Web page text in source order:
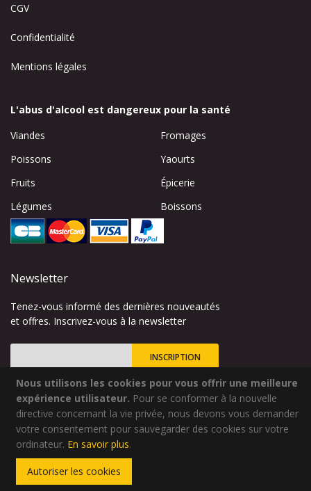
Nous utilisons les cookies pour vous offrir une meilleure
expérience utilisateur. Pour se conformer à la nouvelle
directive concernant la vie privée, nous devons vous demander
votre consentement pour sauvegarder des cookies sur votre
ordinateur. En savoir plus.
Autoriser les cookies
CGV
Confidentialité
Mentions légales
L'abus d'alcool est dangereux pour la santé
Viandes
Poissons
Fruits
Légumes
Fromages
Yaourts
Épicerie
Boissons
Newsletter
Tenez-vous informé des dernières nouveautés
et offres. Inscrivez-vous à la newsletter
Inscription
notre
lettre
INSCRIPTION
Site créé parCodsense